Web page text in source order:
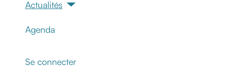
Actualités
Agenda
Se connecter